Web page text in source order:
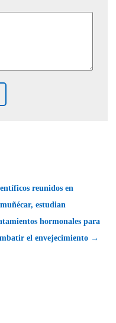
reunidos en
estudian
hormonales para
el envejecimiento →